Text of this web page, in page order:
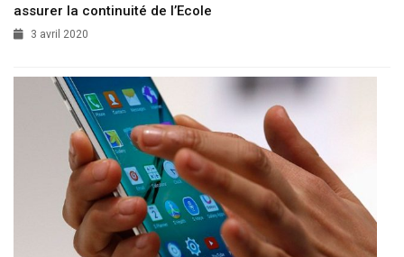
assurer la continuité de l’Ecole
3 avril 2020